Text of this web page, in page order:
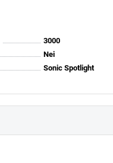
3000
Nei
Sonic Spotlight